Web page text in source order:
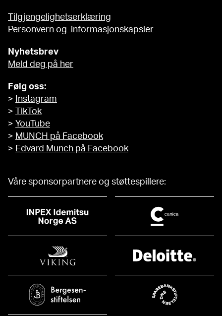
Tilgjengelighetserklæring
Personvern og informasjonskapsler
Nyhetsbrev
Meld deg på her
Følg oss:
>
Instagram
>
TikTok
> YouTube
> MUNCH på Facebook
> Edvard Munch på Facebook
Våre sponsorpartnere og støttespillere: